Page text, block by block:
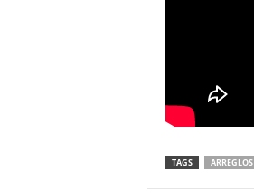
TAGS ARREGLOS